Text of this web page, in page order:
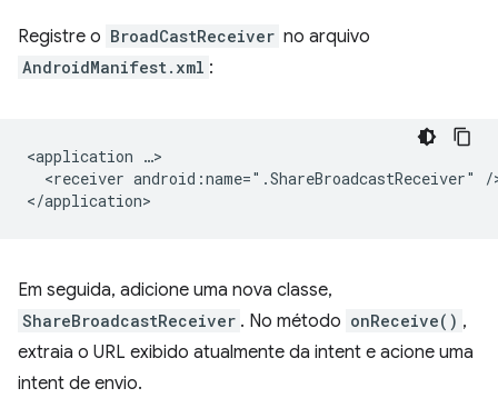
Registre o BroadCastReceiver no arquivo
AndroidManifest.xml :
<application
<receiver android:name=".ShareBroadcastReceiver"
/
Em seguida, adicione uma nova classe,
ShareBroadcastReceiver . No método onReceive() ,
extraia o URL exibido atualmente da intent e acione uma
intent de envio.